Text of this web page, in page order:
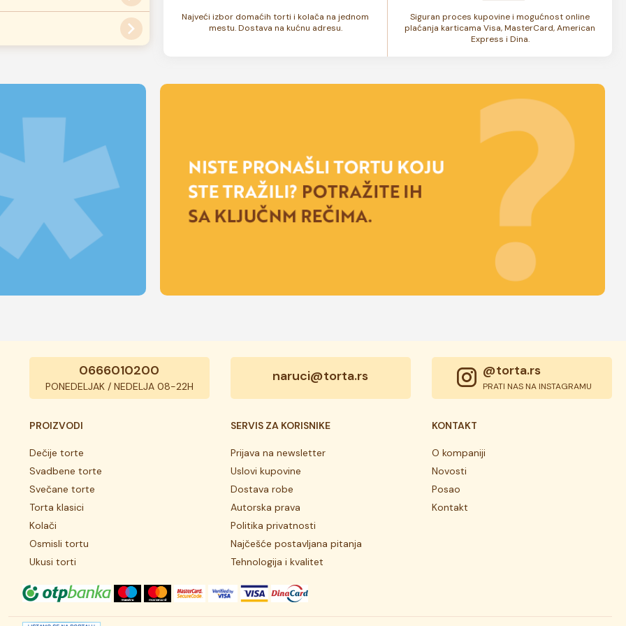
ovde.
Najveći izbor domaćih torti i kolača na jednom
mestu. Dostava na kućnu adresu.
Siguran proces kupovine i mogućnost online
plaćanja karticama Visa, MasterCard, American
Express i Dina.
0666010200
PONEDELJAK / NEDELJA 08-22H
naruci@torta.rs @torta.rs
PRATI NAS NA INSTAGRAMU
PROIZVODI
Dečije torte
Svadbene torte
Svečane torte
Torta klasici
Kolači
Osmisli tortu
Ukusi torti
SERVIS ZA KORISNIKE
Prijava na newsletter
Uslovi kupovine
Dostava robe
Autorska prava
Politika privatnosti
Najčešće postavljana pitanja
Tehnologija i kvalitet
KONTAKT
O kompaniji
Novosti
Posao
Kontakt